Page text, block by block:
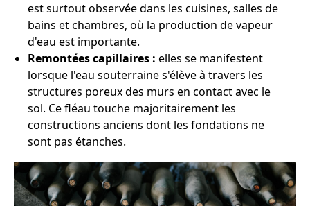
est surtout observée dans les cuisines, salles de
bains et chambres, où la production de vapeur
d'eau est importante.
Remontées capillaires : elles se manifestent
lorsque l'eau souterraine s'élève à travers les
structures poreux des murs en contact avec le
sol. Ce fléau touche majoritairement les
constructions anciens dont les fondations ne
sont pas étanches.